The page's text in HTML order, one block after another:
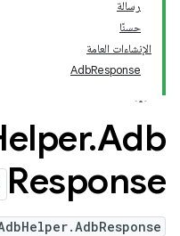
رسالة
حسنًا
الإنشاءات العامة
AdbResponse
.Adb
Response